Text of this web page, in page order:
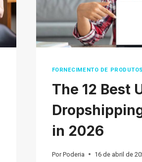
FORNECIMENTO DE
The 12 Best
in 2026
Por Poderia 16 de abril de